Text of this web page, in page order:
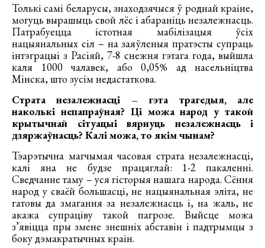
Толькі самі беларусы, знаходзячыся ў роднай краіне,
могуць вырашыць свой лёс і абараніць незалежнасць.
Патрабуецца істотная мабілізацыя ўсіх
нацыянальных сіл – на заяўленыя пратэсты супраць
інтэграцыі з Расіяй, 7-8 снежня гэтага года, выйшла
каля 1000 чалавек, або 0,05% ад насельніцтва
Мінска, што зусім недастаткова.
Страта незалежнасці – гэта трагедыя, але
наколькі непапраўная? Ці можа народ у такой
крытычнай сітуацыі вярнуць незалежнасць і
дзяржаўнасць? Калі можа, то якім чынам?
Тэарэтычна магчымая часовая страта незалежнасці,
калі яна не будзе працяглай: 1-2 пакаленні.
Сведчанне таму – уся гісторыя нашага народа. Сёння
народ у сваёй большасці, не нацыянальная эліта, не
гатовы да змагання за незалежнасць і, на жаль, не
акажа супраціву такой пагрозе. Выйсце можа
з’явіцца пры змене знешніх абставін і падтрымцы з
боку дэмакратычных краін.